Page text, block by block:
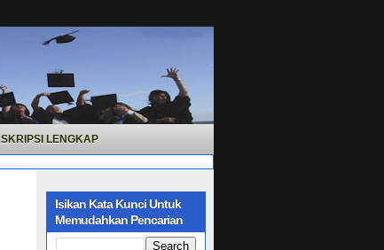
LENGKAP
Isikan Kata Kunci Untuk
Memudahkan Pencarian